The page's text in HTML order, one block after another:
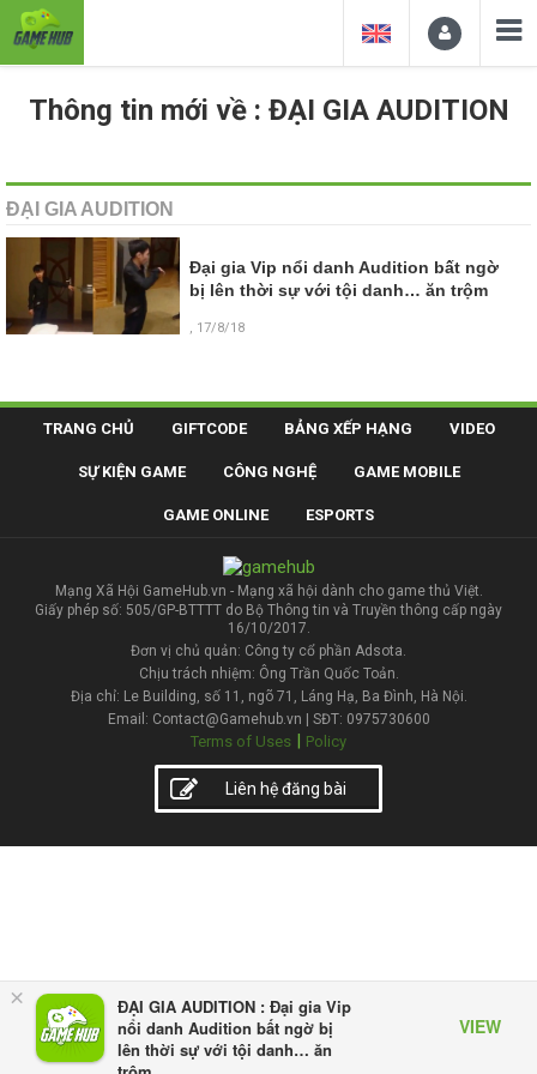
×
ĐẠI GIA AUDITION : Đại gia Vip
nổi danh Audition bất ngờ bị
lên thời sự với tội danh… ăn
VIEW
Thông tin mới về : ĐẠI GIA AUDITION
ĐẠI GIA AUDITION
Đại gia Vip nổi danh Audition bất ngờ
bị lên thời sự với tội danh… ăn trộm
, 17/8/18
TRANG CHỦ GIFTCODE BẢNG XẾP HẠNG VIDEO
SỰ KIỆN GAME CÔNG NGHỆ GAME MOBILE
GAME ONLINE ESPORTS
Mạng Xã Hội GameHub.vn - Mạng xã hội dành cho game thủ Việt.
Giấy phép số: 505/GP-BTTTT do Bộ Thông tin và Truyền thông cấp ngày
16/10/2017.
Đơn vị chủ quản: Công ty cổ phần Adsota.
Chịu trách nhiệm: Ông Trần Quốc Toản.
Địa chỉ: Le Building, số 11, ngõ 71, Láng Hạ, Ba Đình, Hà Nội.
Email: Contact@Gamehub.vn | SĐT: 0975730600
Terms of Uses | Policy
Liên hệ đăng bài